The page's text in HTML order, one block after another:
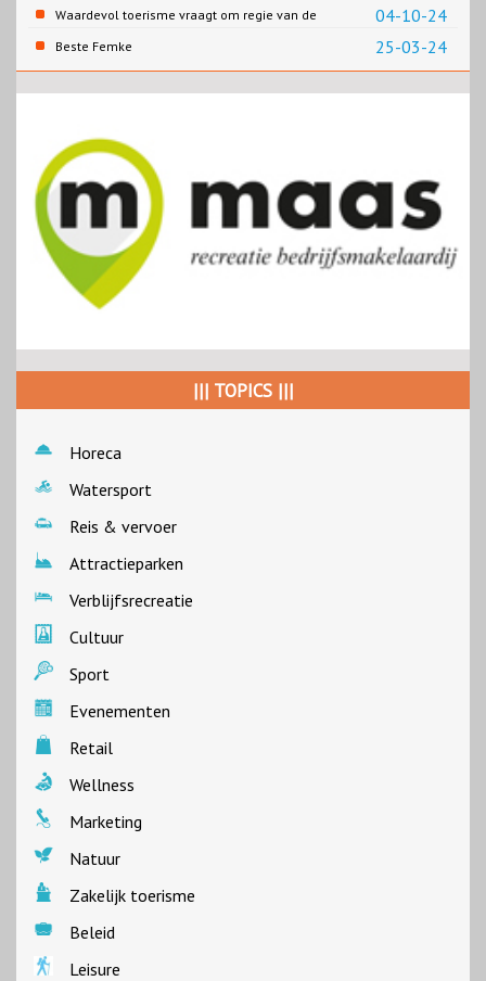
of een zegen?
04-10-24
Waardevol toerisme vraagt om regie van de
overheid
25-03-24
Beste Femke
||| TOPICS |||
Horeca
Watersport
Reis & vervoer
Attractieparken
Verblijfsrecreatie
Cultuur
Sport
Evenementen
Retail
Wellness
Marketing
Natuur
Zakelijk toerisme
Beleid
Leisure